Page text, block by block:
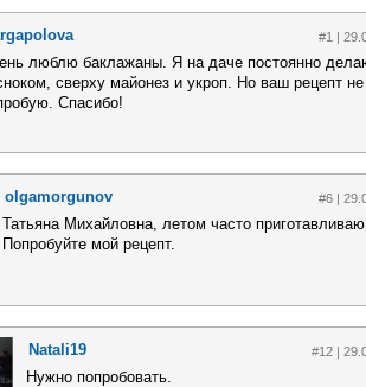
#1 |
люблю баклажаны. Я на даче постоянно
сверху майонез и укроп. Но ваш рецепт
Спасибо!
olgamorgunov #6 |
Татьяна Михайловна, летом часто
Попробуйте мой рецепт.
Natali19 #12 |
Нужно попробовать.